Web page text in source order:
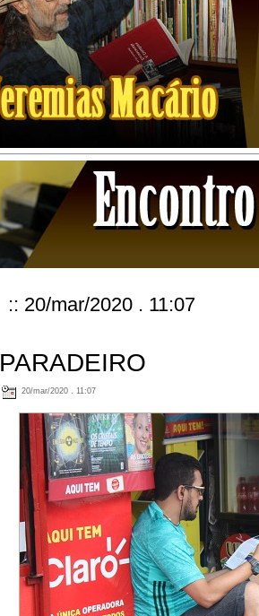
:: 20/mar/2020 . 11:07
PARADEIRO
20/mar/2020 . 11:07